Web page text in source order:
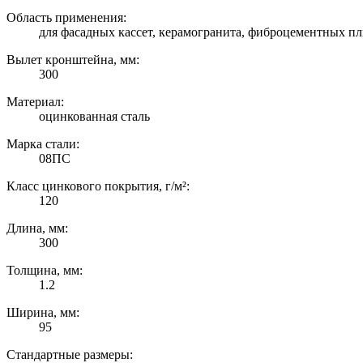
Область применения:
для фасадных кассет, керамогранита, фиброцементных
Вылет кронштейна, мм:
300
Материал:
оцинкованная сталь
Марка стали:
08ПС
Класс цинкового покрытия, г/м²:
120
Длина, мм:
300
Толщина, мм:
1.2
Ширина, мм:
95
Стандартные размеры: